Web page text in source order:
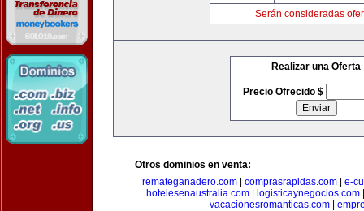
Serán consideradas
Realizar una Oferta
Precio Ofrecido $
Otros dominios en venta:
remateganadero.com
comprasrapidas.com
e-
hotelesenaustralia.com| logisticaynegocios.com
vacacionesromanticas.com|